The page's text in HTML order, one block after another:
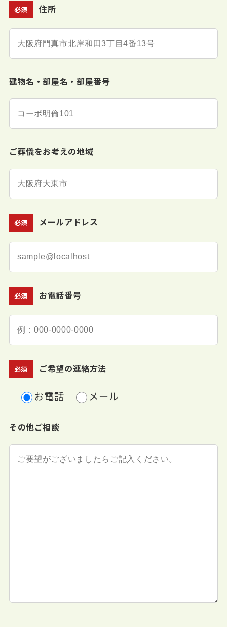
必須 住所
建物名・部屋名・部屋番号
ご葬儀をお考えの地域
必須 メールアドレス
必須 お電話番号
必須 ご希望の連絡方法
お電話 メール
その他ご相談